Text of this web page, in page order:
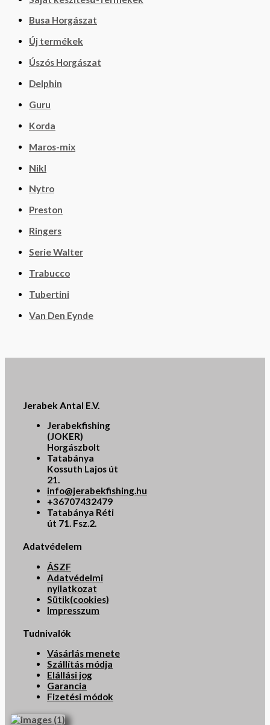
Busa Horgászat
Új termékek
Úszós Horgászat
Delphin
Guru
Korda
Maros-mix
Nikl
Nytro
Preston
Ringers
Serie Walter
Trabucco
Tubertini
Van Den Eynde
Jerabek Antal E.V.
Jerabekfishing
(JOKER)
Horgászbolt
Tatabánya
Kossuth Lajos út
21.
info@jerabekfishing.hu
+36707432479
Tatabánya Réti
út 71. Fsz.2.
Adatvédelem
ÁSZF
Adatvédelmi
nyilatkozat
Sütik(cookies)
Impresszum
Tudnivalók
Vásárlás menete
Szállítás módja
Elállási jog
Garancia
Fizetési módok